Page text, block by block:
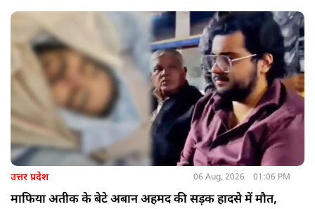
उत्तर प्रदेश 06 Aug, 2026 01:06 PM
माफिया अतीक के बेटे अबान अहमद की सड़क हादसे में मौत,